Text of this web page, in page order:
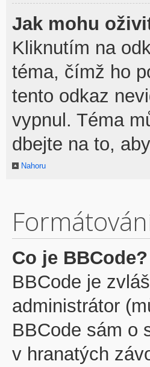
Jak mohu
Kliknutím na
téma, čímž ho
tento odkaz
vypnul. Téma
dbejte na to,
Nahoru
Co je BBCode?
BBCode je
administrátor
BBCode sám o
v hranatých